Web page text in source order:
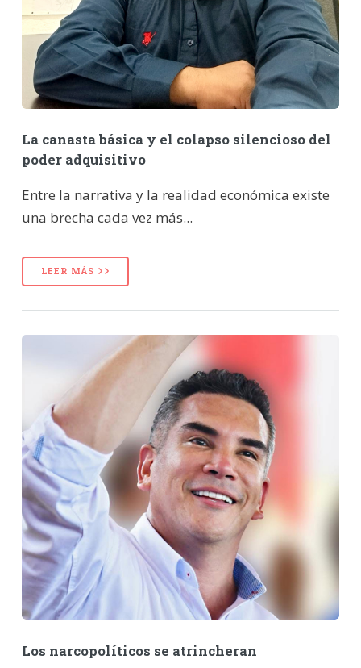
La canasta básica y el colapso silencioso del
poder adquisitivo
Entre la narrativa y la realidad económica existe
una brecha cada vez más...
LEER MÁS
Los narcopolíticos se atrincheran